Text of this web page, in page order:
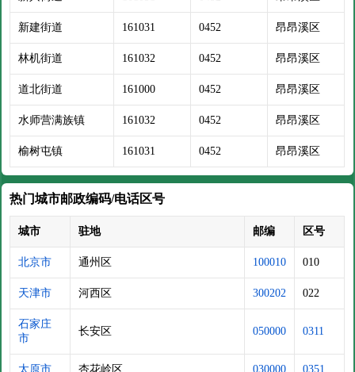
新建街道 161031 0452 昂昂溪区
林机街道 161032 0452 昂昂溪区
道北街道 161000 0452 昂昂溪区
水师营满族镇 161032 0452 昂昂溪区
榆树屯镇 161031 0452 昂昂溪区
热门城市邮政编码/电话区号
城市 驻地 邮编 区号
北京市 通州区 100010 010
天津市 河西区 300202 022
石家庄
市
长安区 050000 0311
太原市 杏花岭区 030000 0351